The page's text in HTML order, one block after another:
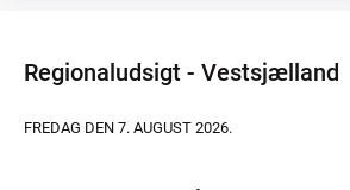
Regionaludsigt - Vestsjælland
FREDAG DEN 7. AUGUST 2026.